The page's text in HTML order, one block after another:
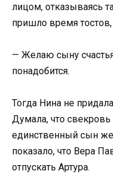
лицом, отказываясь
пришло время тостов,
— Желаю сыну
понадобится.
Тогда Нина не
Думала, что свекровь
единственный сын
показало, что Вера
отпускать Артура.